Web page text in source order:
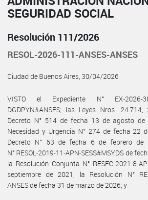
SEGURIDAD SOCIAL
Resolución 111/2026
RESOL-2026-111-ANSES-ANSES
Ciudad de Buenos Aires, 30/04/2026
VISTO el Expediente N° EX-2026-
DGDPYN#ANSES; las Leyes Nros.
Decreto N° 514 de fecha 13 de agosto
Necesidad y Urgencia N° 274 de fecha 22
Decreto N° 63 de fecha 6 de febrero de
N° RESOL-2019-11-APN-SESS#MSYDS de
la Resolución Conjunta N° RESFC-2021-8-
septiembre de 2021, la Resolución N°
ANSES de fecha 31 de marzo de 2026; y